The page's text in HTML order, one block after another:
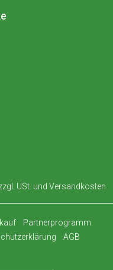
USt. und Versandkosten
Partnerprogramm
AGB